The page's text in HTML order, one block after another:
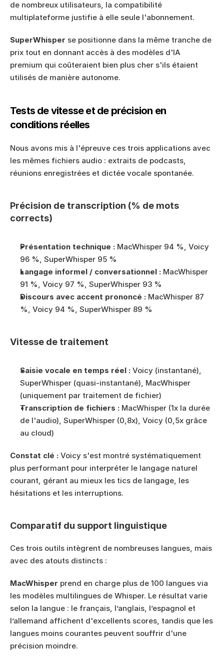
de nombreux utilisateurs, la compatibilité
multiplateforme justifie à elle seule l'abonnement.
SuperWhisper se positionne dans la même tranche de
prix tout en donnant accès à des modèles d'IA
premium qui coûteraient bien plus cher s'ils étaient
utilisés de manière autonome.
Tests de vitesse et de précision en
conditions réelles
Nous avons mis à l'épreuve ces trois applications avec
les mêmes fichiers audio : extraits de podcasts,
réunions enregistrées et dictée vocale spontanée.
Précision de transcription (% de mots
corrects)
Présentation technique : MacWhisper 94 %, Voicy
96 %, SuperWhisper 95 %
Langage informel / conversationnel : MacWhisper
91 %, Voicy 97 %, SuperWhisper 93 %
Discours avec accent prononcé : MacWhisper 87
%, Voicy 94 %, SuperWhisper 89 %
Vitesse de traitement
Saisie vocale en temps réel : Voicy (instantané),
SuperWhisper (quasi-instantané), MacWhisper
(uniquement par traitement de fichier)
Transcription de fichiers : MacWhisper (1x la durée
de l'audio), SuperWhisper (0,8x), Voicy (0,5x grâce
au cloud)
Constat clé : Voicy s'est montré systématiquement
plus performant pour interpréter le langage naturel
courant, gérant au mieux les tics de langage, les
hésitations et les interruptions.
Comparatif du support linguistique
Ces trois outils intègrent de nombreuses langues, mais
avec des atouts distincts :
MacWhisper prend en charge plus de 100 langues via
les modèles multilingues de Whisper. Le résultat varie
selon la langue : le français, l’anglais, l’espagnol et
l’allemand affichent d'excellents scores, tandis que les
langues moins courantes peuvent souffrir d'une
précision moindre.